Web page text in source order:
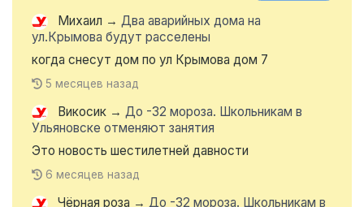
Михаил → Два аварийных дома на
ул.Крымова будут расселены
когда снесут дом по ул Крымова дом 7
5 месяцев назад
Викосик → До -32 мороза. Школьникам в
Ульяновске отменяют занятия
Это новость шестилетней давности
6 месяцев назад
Чёрная роза → До -32 мороза. Школьникам в